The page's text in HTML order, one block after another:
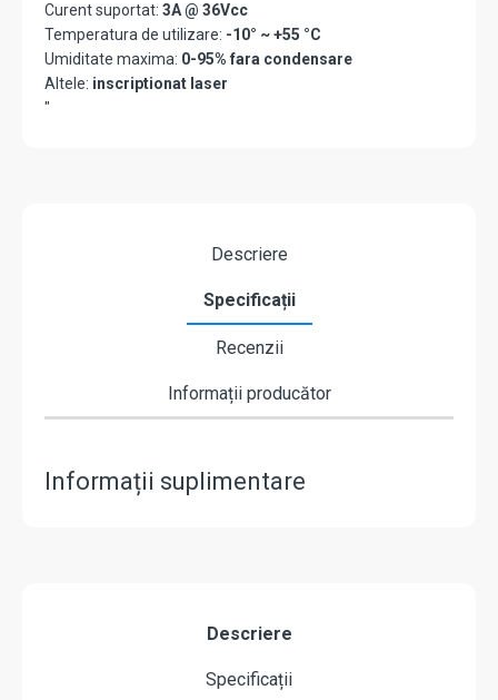
Curent suportat: 3A @ 36Vcc
Temperatura de utilizare: -10° ~ +55 °C
Umiditate maxima: 0-95% fara condensare
Altele: inscriptionat laser
"
Descriere
Specificații
Recenzii
Informații producător
Informații suplimentare
Descriere
Specificații